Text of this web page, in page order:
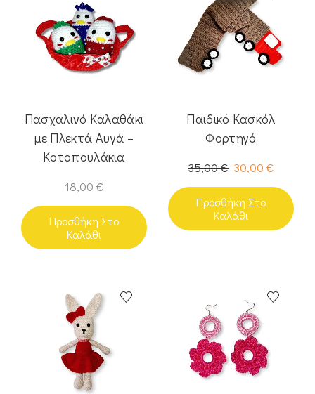
Πασχαλινό Καλαθάκι
με Πλεκτά Αυγά –
Κοτοπουλάκια
18,00 €
Προσθήκη Στο
Καλάθι
Παιδικό Κασκόλ
Φορτηγό
35,00€ 30,00 €
Προσθήκη Στο
Καλάθι